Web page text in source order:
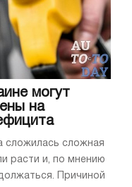
могут
на
сложилась сложная
расти и, по мнению
Причиной